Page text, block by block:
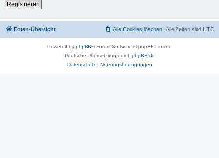
Registrieren
Foren-Übersicht Alle Zeiten sind UTC
Alle Cookies löschen
Powered by phpBB® Forum Software © phpBB Limited
Deutsche Übersetzung durch phpBB.de
Datenschutz| Nutzungsbedingungen